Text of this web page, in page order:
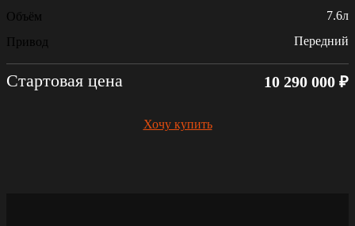
Объём
7.6л
Привод
Передний
Стартовая цена 10 290 000 ₽
Хочу купить